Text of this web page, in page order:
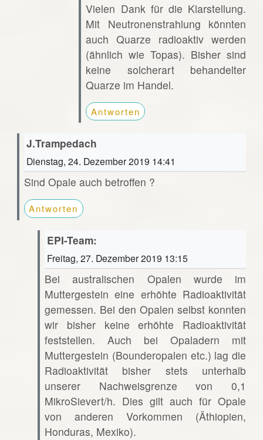
Vielen Dank für die Klarstellung.
Mit Neutronenstrahlung könnten
auch Quarze radioaktiv werden
(ähnlich wie Topas). Bisher sind
keine solcherart behandelter
Quarze im Handel.
Antworten
J.Trampedach
Dienstag, 24. Dezember 2019 14:41
Sind Opale auch betroffen ?
Antworten
EPI-Team:
Freitag, 27. Dezember 2019 13:15
Bei australischen Opalen wurde im
Muttergestein eine erhöhte Radioaktivität
gemessen. Bei den Opalen selbst konnten
wir bisher keine erhöhte Radioaktivität
feststellen. Auch bei Opaladern mit
Muttergestein (Bounderopalen etc.) lag die
Radioaktivität bisher stets unterhalb
unserer Nachweisgrenze von 0,1
MikroSievert/h. Dies gilt auch für Opale
von anderen Vorkommen (Äthiopien,
Honduras, Mexiko).